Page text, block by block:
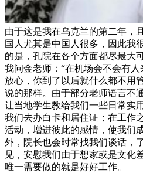
由于这是我在乌克兰的第二年，
国人尤其是中国人很多，因此我
的是，孔院在各个方面都尽最大
我问金老师：“在机场会不会有人
放心，你到了以后就什么都不用
说的那样。由于部分老师语言不
让当地学生教给我们一些日常实
我们去办白卡和居住证；在工作
活动，增进彼此的感情，使我们
外，院长也会时常找我们谈话，
见，安慰我们由于想家或是文化
唯一需要做的就是好好工作。